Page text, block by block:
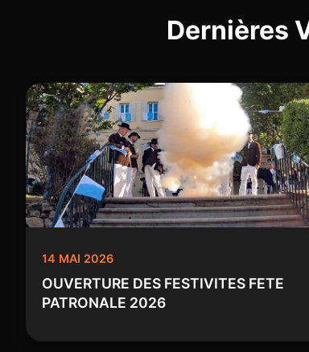
Dernières
14 MAI 2026
OUVERTURE DES FESTIVITES FETE
PATRONALE 2026